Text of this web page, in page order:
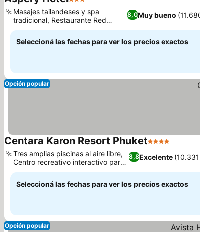
3 Estrellas
8,0Muy bueno
Masajes tailandeses y spa
tradicional, Restaurante Red
Peppers y terraza
Seleccioná las fechas para ver los precios exactos
Opción popular
Centara Karon Resort Phuket4 Estrellas
8,8Excelente
Tres amplias piscinas al aire libre,
Centro recreativo interactivo para
niños
Seleccioná las fechas para ver los precios exactos
Opción popular